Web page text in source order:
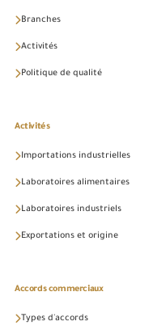
Branches
Activités
Politique de qualité
Activités
Importations industrielles
Laboratoires alimentaires
Laboratoires industriels
Exportations et origine
Accords commerciaux
Types d'accords